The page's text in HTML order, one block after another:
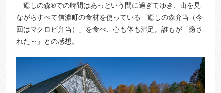
癒しの森®での時間はあっという間に過ぎてゆき、山を見
ながらすべて信濃町の食材を使っている「癒しの森弁当（今
回はマクロビ弁当）」を食べ、心も体も満足。誰もが「癒さ
れた～」との感想。